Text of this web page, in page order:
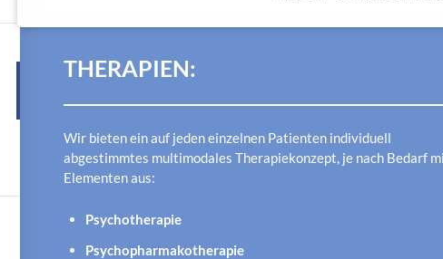
THERAPIEN:
Wir bieten ein auf jeden einzelnen Patienten individuell
abgestimmtes multimodales Therapiekonzept, je nach Bedarf
Elementen aus:
Psychotherapie
Psychopharmakotherapie